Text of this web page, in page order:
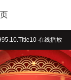
在线播放
幅广告注册支持，本站